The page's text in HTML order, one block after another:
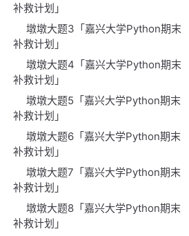
补救计划」
墩墩大题3「嘉兴大学Python期末
补救计划」
墩墩大题4「嘉兴大学Python期末
补救计划」
墩墩大题5「嘉兴大学Python期末
补救计划」
墩墩大题6「嘉兴大学Python期末
补救计划」
墩墩大题7「嘉兴大学Python期末
补救计划」
墩墩大题8「嘉兴大学Python期末
补救计划」